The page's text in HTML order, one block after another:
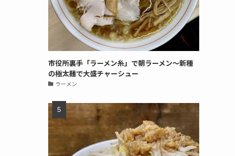
市役所裏手「ラーメン糸」で朝ラーメン〜新種
の極太麺で大盛チャーシュー
ラーメン